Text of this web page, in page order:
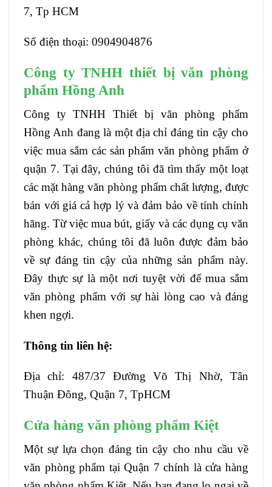
7, Tp HCM
Số điện thoại: 0904904876
Công ty TNHH thiết bị văn phòng
phẩm Hồng Anh
Công ty TNHH Thiết bị văn phòng phẩm
Hồng Anh đang là một địa chỉ đáng tin cậy cho
việc mua sắm các sản phẩm văn phòng phẩm ở
quận 7. Tại đây, chúng tôi đã tìm thấy một loạt
các mặt hàng văn phòng phẩm chất lượng, được
bán với giá cả hợp lý và đảm bảo về tính chính
hãng. Từ việc mua bút, giấy và các dụng cụ văn
phòng khác, chúng tôi đã luôn được đảm bảo
về sự đáng tin cậy của những sản phẩm này.
Đây thực sự là một nơi tuyệt vời để mua sắm
văn phòng phẩm với sự hài lòng cao và đáng
khen ngợi.
Thông tin liên hệ:
Địa chỉ: 487/37 Đường Võ Thị Nhờ, Tân
Thuận Đông, Quận 7, TpHCM
Cửa hàng văn phòng phẩm Kiệt
Một sự lựa chọn đáng tin cậy cho nhu cầu về
văn phòng phẩm tại Quận 7 chính là cửa hàng